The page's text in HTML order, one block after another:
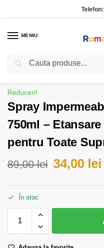
Telefon:
MENIU
Prima pagină / Casa Gradina
Reduceri!
Spray
750ml –
pentru Toate
89,00lei 34,00 lei
În stoc